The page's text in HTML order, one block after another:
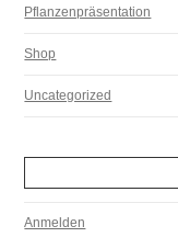
Pflanzenpräsentation
Shop
Uncategorized
Anmelden